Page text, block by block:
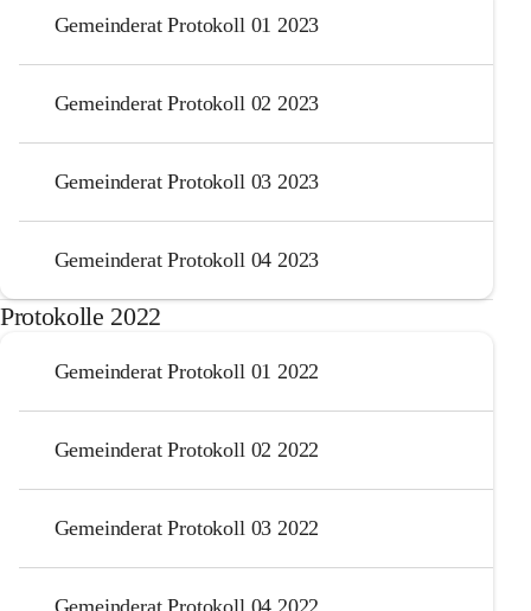
Gemeinderat Protokoll 01 2023
Gemeinderat Protokoll 02 2023
Gemeinderat Protokoll 03 2023
Gemeinderat Protokoll 04 2023
Protokolle 2022
Gemeinderat Protokoll 01 2022
Gemeinderat Protokoll 02 2022
Gemeinderat Protokoll 03 2022
Gemeinderat Protokoll 04 2022